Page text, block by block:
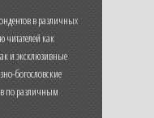
в различных
читателей как
и эксклюзивные
богословские
по различным